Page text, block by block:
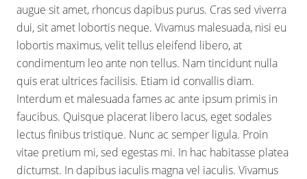
augue sit amet, rhoncus dapibus purus. Cras sed viverra
dui, sit amet lobortis neque. Vivamus malesuada, nisi eu
lobortis maximus, velit tellus eleifend libero, at
condimentum leo ante non tellus. Nam tincidunt nulla
quis erat ultrices facilisis. Etiam id convallis diam.
Interdum et malesuada fames ac ante ipsum primis in
faucibus. Quisque placerat libero lacus, eget sodales
lectus finibus tristique. Nunc ac semper ligula. Proin
vitae pretium mi, sed egestas mi. In hac habitasse platea
dictumst. In dapibus iaculis magna vel iaculis. Vivamus